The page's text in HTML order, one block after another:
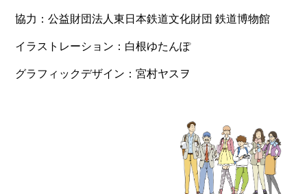
協力 公益財団法人東日本鉄道文化財団 鉄道博物館
イラストレーション 白根ゆたんぽ
グラフィックデザイン 宮村ヤスヲ